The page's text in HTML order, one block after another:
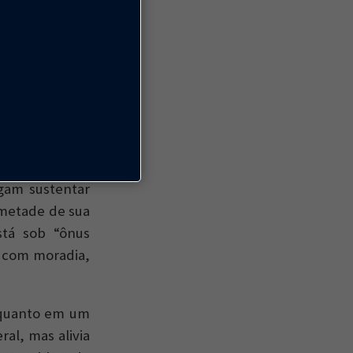
as pessoas
bairros de
em bairros
sustentar
de sua
sob “ônus
moradia,
em um
mas alivia